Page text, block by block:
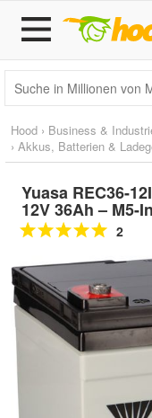
Hood › Business &
› Akkus, Batterien &
Yuasa REC36-
12V 36Ah – M5-
2